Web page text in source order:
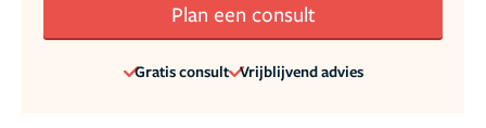
Plan een consult
Gratis consult Vrijblijvend advies